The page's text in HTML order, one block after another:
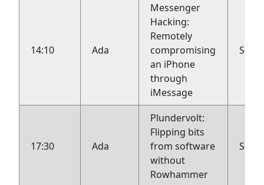
14:10 Ada
Messenger
Hacking:
Remotely
compromising
an iPhone
through
iMessage
17:30 Ada
Plundervolt:
Flipping bits
from software
without
Rowhammer